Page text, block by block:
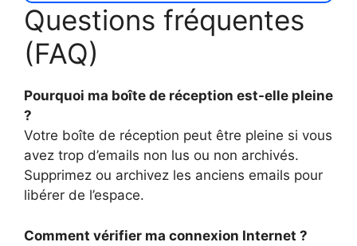
Questions fréquentes
(FAQ)
Pourquoi ma boîte de réception est-elle pleine
?
Votre boîte de réception peut être pleine si vous
avez trop d’emails non lus ou non archivés.
Supprimez ou archivez les anciens emails pour
libérer de l’espace.
Comment vérifier ma connexion Internet ?